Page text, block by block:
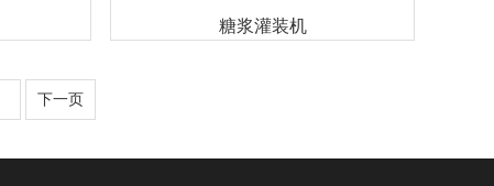
糖浆灌装机
下一页